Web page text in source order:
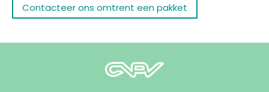
Contacteer ons omtrent een pakket